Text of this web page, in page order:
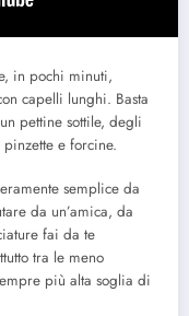
in pochi minuti,
capelli lunghi. Basta
pettine sottile, degli
e forcine.
semplice da
da un’amica, da
fai da te
tra le meno
più alta soglia di